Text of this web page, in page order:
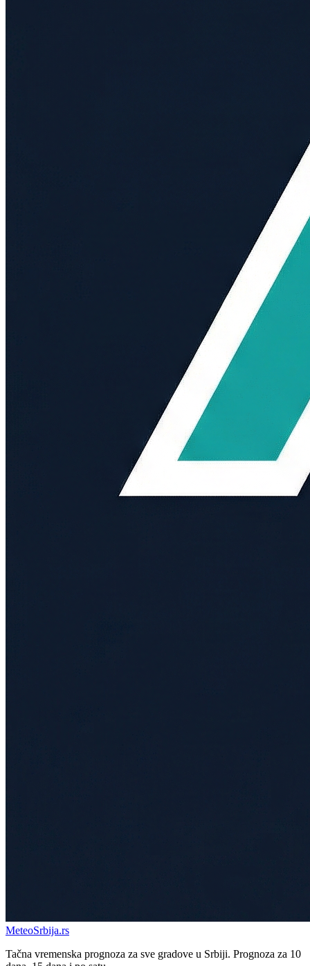
MeteoSrbija.rs
Tačna vremenska prognoza za sve gradove u Srbiji. Prognoza za 10